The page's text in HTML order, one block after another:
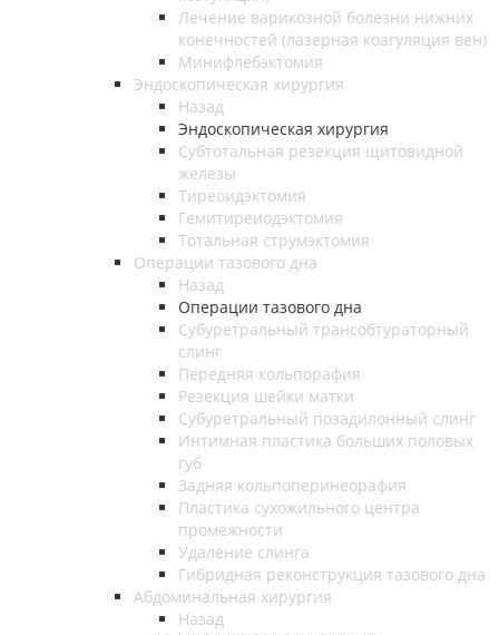
Лечение варикозной болезни нижних
конечностей (лазерная коагуляция вен)
Минифлебэктомия
Эндоскопическая хирургия
Назад
Эндоскопическая хирургия
Субтотальная резекция щитовидной
железы
Тиреоидэктомия
Гемитиреиодэктомия
Тотальная струмэктомия
Операции тазового дна
Назад
Операции тазового дна
Субуретральный трансобтураторный
слинг
Передняя кольпорафия
Резекция шейки матки
Субуретральный позадилонный слинг
Интимная пластика больших половых
губ
Задняя кольпоперинеорафия
Пластика сухожильного центра
промежности
Удаление слинга
Гибридная реконструкция тазового дна
Абдоминальная хирургия
Назад